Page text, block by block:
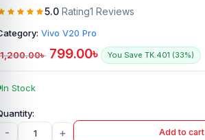
5.0 Rating1 Reviews
Vivo V20 Pro
1,200.00৳ 799.00৳ You Save TK.401 (33%)
In Stock
- + Add to cart